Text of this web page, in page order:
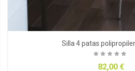
Silla 4 patas
82,00 €